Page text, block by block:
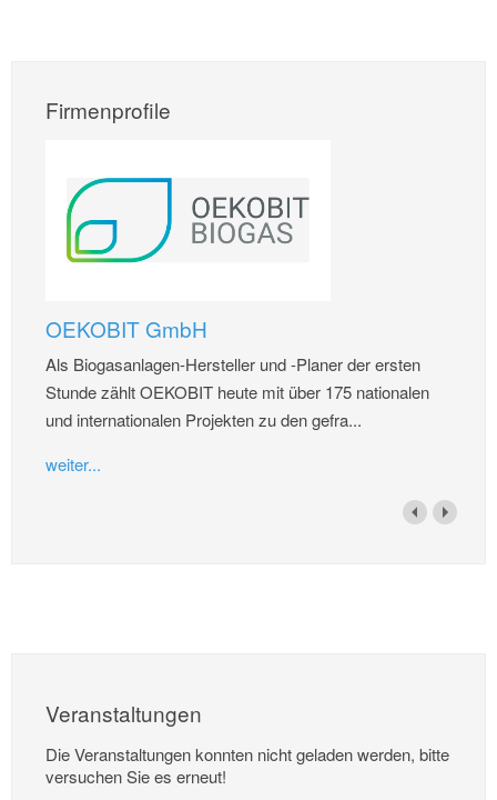
Firmenprofile
OEKOBIT GmbH
Als Biogasanlagen-Hersteller und -Planer der ersten
Stunde zählt OEKOBIT heute mit über 175 nationalen
und internationalen Projekten zu den gefra...
weiter...
Veranstaltungen
Die Veranstaltungen konnten nicht geladen werden, bitte
versuchen Sie es erneut!